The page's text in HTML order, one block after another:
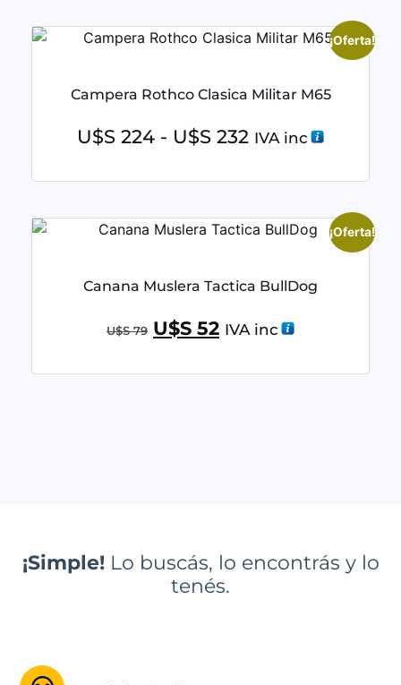
¡Oferta!
Campera Rothco Clasica Militar M65
U$S 224 - U$S 232 IVA inc
¡Oferta!
Canana Muslera Tactica BullDog
U$S79 U$S 52 IVA inc
¡Simple!Lo buscás, lo encontrás y lo
tenés.